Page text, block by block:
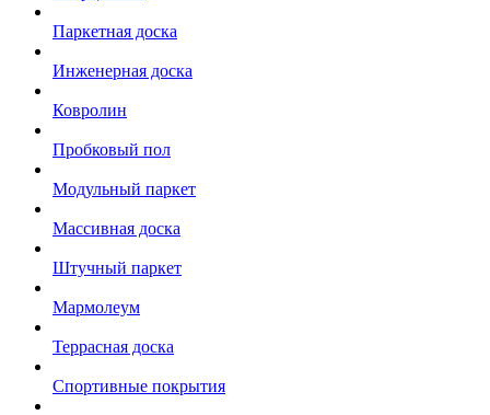
Паркетная доска
Инженерная доска
Ковролин
Пробковый пол
Модульный паркет
Массивная доска
Штучный паркет
Мармолеум
Террасная доска
Спортивные покрытия